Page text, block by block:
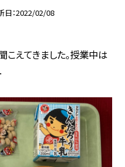
日 2022/02/08
こえてきました。授業中は